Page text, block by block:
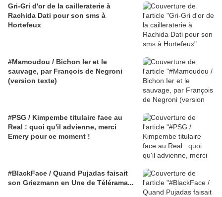
Gri-Gri d'or de la cailleraterie à
Rachida Dati pour son sms à
Hortefeux
#Mamoudou / Bichon Ier et le
sauvage, par François de Negroni
(version texte)
#PSG / Kimpembe titulaire face au
Real : quoi qu'il advienne, merci
Emery pour ce moment !
#BlackFace / Quand Pujadas faisait
son Griezmann en Une de Télérama...